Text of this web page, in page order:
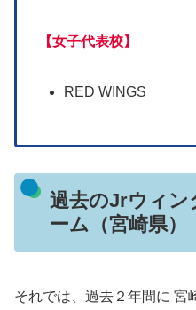
【女子代表校】
RED WINGS
過去のJrウィン
ーム（宮崎県）
それでは、過去２年間に 宮